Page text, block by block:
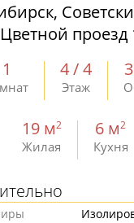
Цветной проезд
1
4 / 4
Этаж
19 м2
Жилая
6 м2
Кухня